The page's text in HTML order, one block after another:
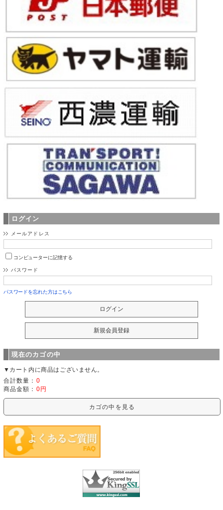
ログイン
メールアドレス
コンピューターに記憶する
パスワード
パスワードを忘れた方はこちら
現在のカゴの中
▼カート内に商品はございません。
合計数量： 0
商品金額： 0円
カゴの中を見る